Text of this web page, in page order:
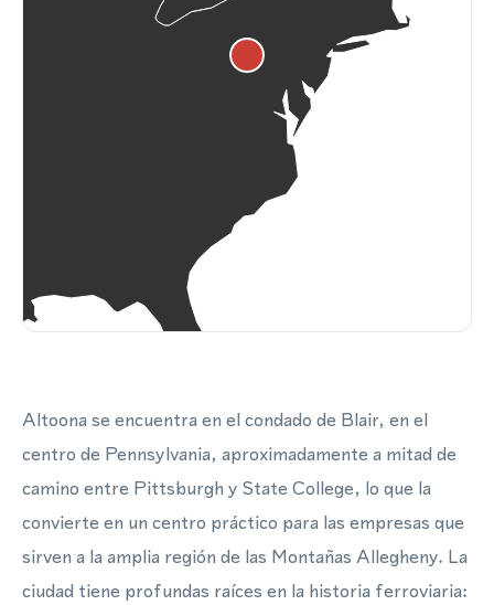
Altoona se encuentra en el condado de Blair, en el
centro de Pennsylvania, aproximadamente a mitad de
camino entre Pittsburgh y State College, lo que la
convierte en un centro práctico para las empresas que
sirven a la amplia región de las Montañas Allegheny. La
ciudad tiene profundas raíces en la historia ferroviaria: